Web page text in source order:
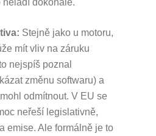
Stejně jako u motoru,
mít vliv na záruku
nejspíš poznal
změnu softwaru) a
odmítnout. V EU se
neřeší legislativně,
emise. Ale formálně je to